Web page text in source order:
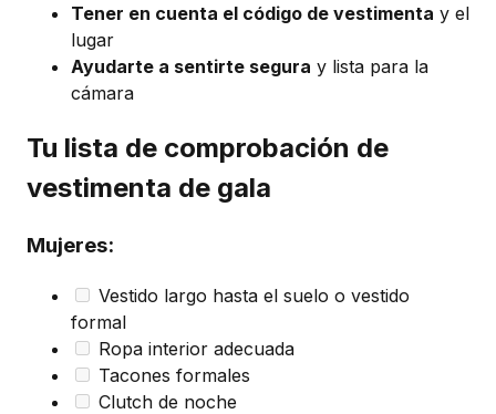
Tener en cuenta el código de vestimenta y el
lugar
Ayudarte a sentirte segura y lista para la
cámara
Tu lista de comprobación de
vestimenta de gala
Mujeres:
Vestido largo hasta el suelo o vestido
formal
Ropa interior adecuada
Tacones formales
Clutch de noche